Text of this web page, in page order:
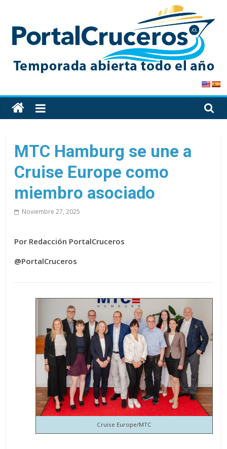
content
PortalCruceros
Toda
la
de
cruceros
en
solo
MTC Hamburg se une a
Cruise Europe como
miembro asociado
Noviembre 27, 2025
Por Redacción PortalCruceros
@PortalCruceros
Cruise Europe/MTC